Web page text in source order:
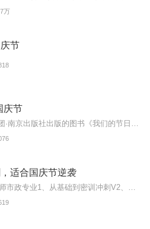
万
节
庆节
适合国庆节逆袭